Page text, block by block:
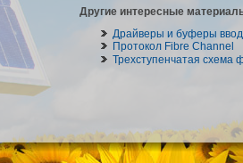
Другие интересные
Драйверы и буферы
Протокол Fibre Channel
Трехступенчатая схема